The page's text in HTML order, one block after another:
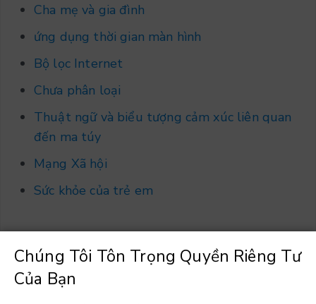
Cha mẹ và gia đình
ứng dụng thời gian màn hình
Bộ lọc Internet
Chưa phân loại
Thuật ngữ và biểu tượng cảm xúc liên quan
đến ma túy
Mạng Xã hội
Sức khỏe của trẻ em
Chọn một ngôn ngữ
Chúng Tôi Tôn Trọng Quyền Riêng Tư
Của Bạn